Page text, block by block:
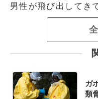
男性が飛び出してき
ガ
類